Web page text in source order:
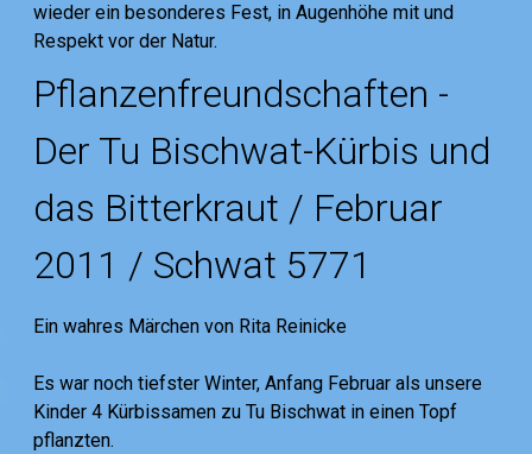
wieder ein besonderes Fest, in Augenhöhe mit und
Respekt vor der Natur.
Pflanzenfreundschaften -
Der Tu Bischwat-Kürbis und
das Bitterkraut / Februar
2011 / Schwat 5771
Ein wahres Märchen von Rita Reinicke
Es war noch tiefster Winter, Anfang Februar als unsere
Kinder 4 Kürbissamen zu Tu Bischwat in einen Topf
pflanzten.